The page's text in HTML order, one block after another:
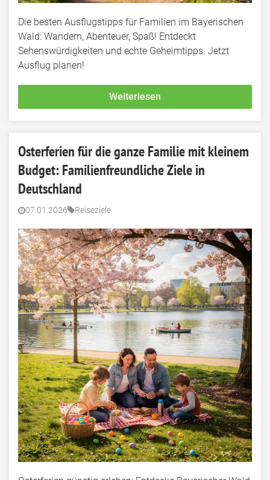
Die besten Ausflugstipps für Familien im Bayerischen
Wald: Wandern, Abenteuer, Spaß! Entdeckt
Sehenswürdigkeiten und echte Geheimtipps. Jetzt
Ausflug planen!
Weiterlesen
Osterferien für die ganze Familie mit kleinem
Budget: Familienfreundliche Ziele in
Deutschland
07.01.2026 Reiseziele